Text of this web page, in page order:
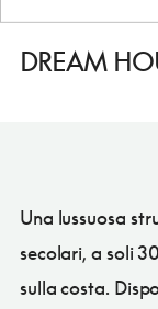
DREAM
Una lussuosa
secolari, a soli
sulla costa.